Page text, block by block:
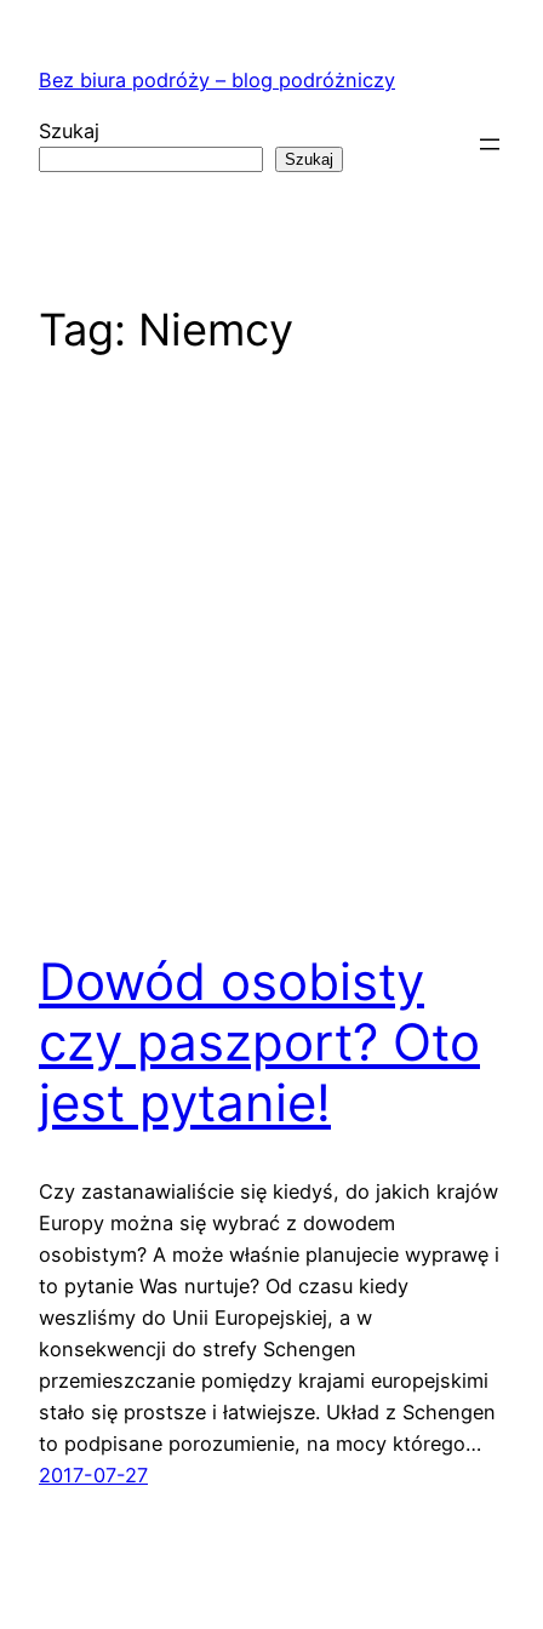
treściBez biura podróży – blog podróżniczy
Szukaj
Szukaj
Tag: Niemcy
Dowód osobisty
czy paszport? Oto
jest pytanie!
Czy zastanawialiście się kiedyś, do jakich krajów
Europy można się wybrać z dowodem
osobistym? A może właśnie planujecie wyprawę i
to pytanie Was nurtuje? Od czasu kiedy
weszliśmy do Unii Europejskiej, a w
konsekwencji do strefy Schengen
przemieszczanie pomiędzy krajami europejskimi
stało się prostsze i łatwiejsze. Układ z Schengen
to podpisane porozumienie, na mocy którego…
2017-07-27